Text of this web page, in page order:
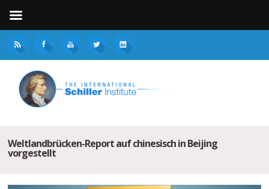
Weltlandbrücken-Report auf chinesisch in Beijing
vorgestellt